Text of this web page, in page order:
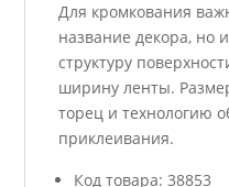
Для кромкования
название декора, но
структуру
ширину ленты.
торец и технологию
приклеивания.
Код товара: 38853